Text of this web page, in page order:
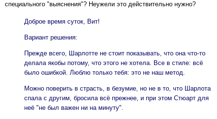
специального "выяснения"? Неужели это действительно нужно?
Доброе время суток, Вит!
Вариант решения:
Прежде всего, Шарлотте не стоит показывать, что она что-то
делала якобы потому, что этого не хотела. Все в стиле: всё
было ошибкой. Люблю только тебя: это не наш метод.
Можно поверить в страсть, в безумие, но не в то, что Шарлота
спала с другим, бросила всё прежнее, и при этом Стюарт для
неё "не был важен ни на минуту".